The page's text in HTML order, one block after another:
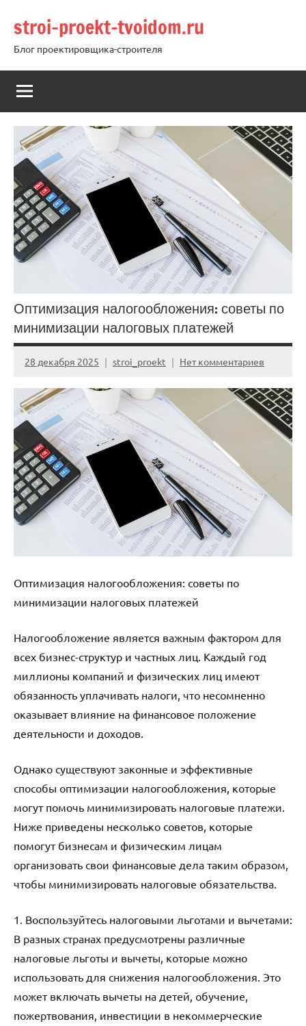
содержимому
stroi-proekt-tvoidom.ru
Блог проектировщика-строителя
Оптимизация налогообложения: советы по
минимизации налоговых платежей
28 декабря 2025 stroi_proekt Нет комментариев
Оптимизация налогообложения: советы по
минимизации налоговых платежей
Налогообложение является важным фактором для
всех бизнес-структур и частных лиц. Каждый год
миллионы компаний и физических лиц имеют
обязанность уплачивать налоги, что несомненно
оказывает влияние на финансовое положение
деятельности и доходов.
Однако существуют законные и эффективные
способы оптимизации налогообложения, которые
могут помочь минимизировать налоговые платежи.
Ниже приведены несколько советов, которые
помогут бизнесам и физическим лицам
организовать свои финансовые дела таким образом,
чтобы минимизировать налоговые обязательства.
1. Воспользуйтесь налоговыми льготами и вычетами:
В разных странах предусмотрены различные
налоговые льготы и вычеты, которые можно
использовать для снижения налогообложения. Это
может включать вычеты на детей, обучение,
пожертвования, инвестиции в некоммерческие